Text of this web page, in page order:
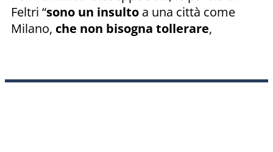
Feltri “sono un insulto a una città come
Milano, che non bisogna tollerare,